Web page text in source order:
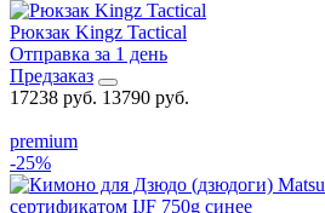
Рюкзак Kingz Tactical
Отправка за 1 день
Предзаказ
17238 руб. 13790 руб.
premium
-25%